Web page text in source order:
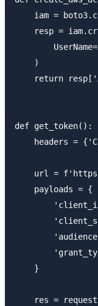
iam =
resp =
    )
return
def get_token():
headers =
url =
    payloads = {
    }
res =